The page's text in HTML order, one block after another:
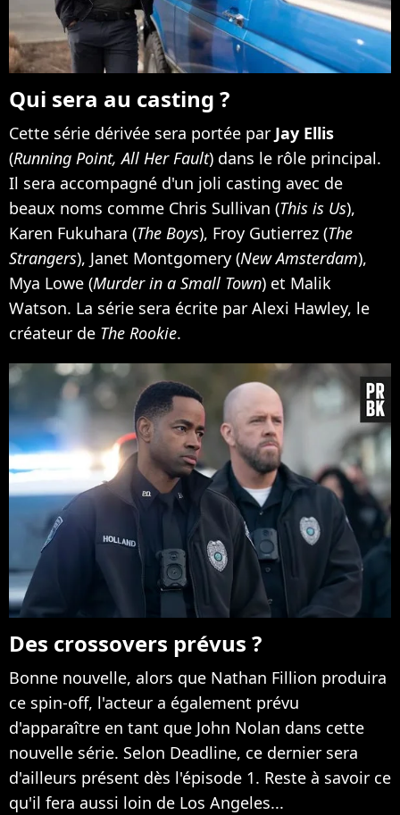
Qui sera au casting ?
Cette série dérivée sera portée par Jay Ellis
(Running Point, All Her Fault) dans le rôle principal.
Il sera accompagné d'un joli casting avec de
beaux noms comme Chris Sullivan (This is Us),
Karen Fukuhara (The Boys), Froy Gutierrez (The
Strangers), Janet Montgomery (New Amsterdam),
Mya Lowe (Murder in a Small Town) et Malik
Watson. La série sera écrite par Alexi Hawley, le
créateur de The Rookie.
Des crossovers prévus ?
Bonne nouvelle, alors que Nathan Fillion produira
ce spin-off, l'acteur a également prévu
d'apparaître en tant que John Nolan dans cette
nouvelle série. Selon Deadline, ce dernier sera
d'ailleurs présent dès l'épisode 1. Reste à savoir ce
qu'il fera aussi loin de Los Angeles...